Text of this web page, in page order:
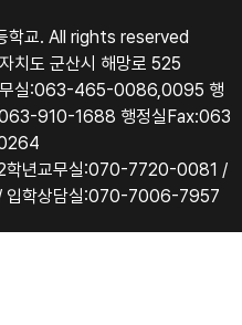
교. All rights reserved
치도 군산시 해망로 525
실:063-465-0086,0095 행
910-1688 행정실Fax:063
년교무실:070-7720-0081 /
학상담실:070-7006-7957